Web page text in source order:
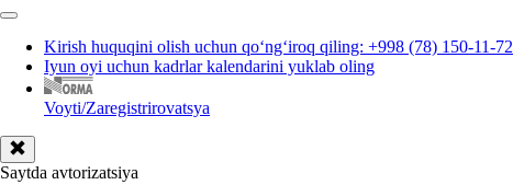
Kirish huquqini olish uchun qoʻngʻiroq qiling: +998 (78) 150-11-72
Iyun oyi uchun kadrlar kalendarini yuklab oling
Voyti/Zaregistrirovatsya
Saytda avtorizatsiya